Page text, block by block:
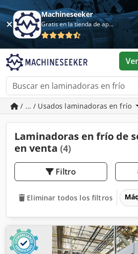
Machineseeker
Gratis en la tienda de aplicaciones
/ ... / Usados laminadoras en frío
Laminadoras en frío de
en venta (4)
Filtro
Eliminar todos los filtros